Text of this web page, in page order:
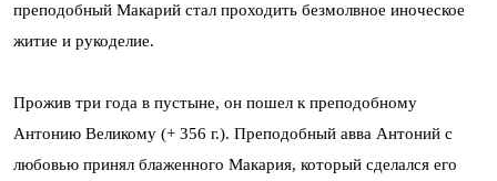
преподобный Макарий стал проходить безмолвное иноческое
житие и рукоделие.
Прожив три года в пустыне, он пошел к преподобному
Антонию Великому (+ 356 г.). Преподобный авва Антоний с
любовью принял блаженного Макария, который сделался его